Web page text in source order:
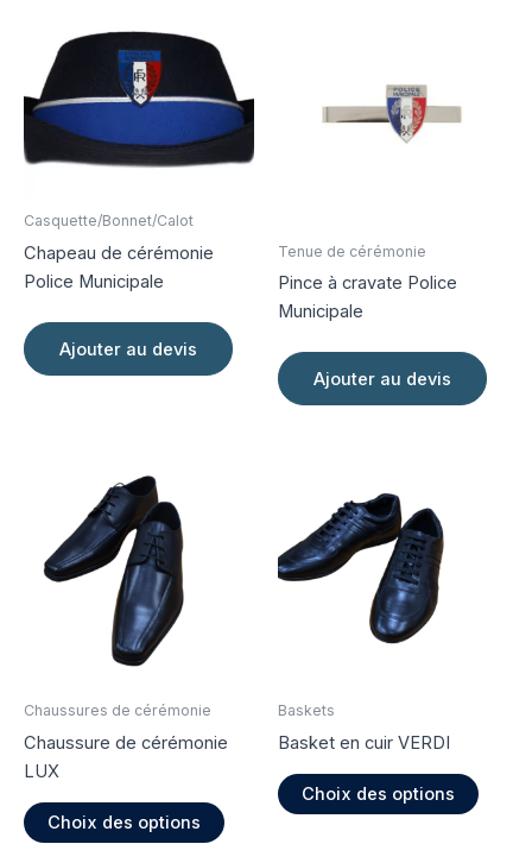
Casquette/Bonnet/Calot
Chapeau de cérémonie
Police Municipale
Ajouter au devis
Tenue de cérémonie
Pince à cravate Police
Municipale
Ajouter au devis
Chaussures de cérémonie
Chaussure de cérémonie
LUX
Choix des options
produit
Baskets
Basket en cuir VERDI
Choix des options